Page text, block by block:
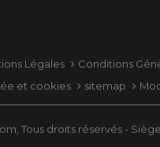
Légales Conditions
et cookies
sitemap
Tous droits réservés - Siège